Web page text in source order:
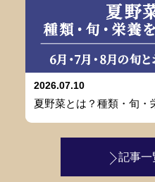
2026.07.10
夏野菜とは？種類・旬・
記事一